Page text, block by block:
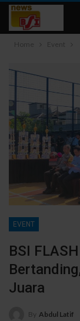
Home Event
EVENT
BSI
Juara
By Abdul Latif